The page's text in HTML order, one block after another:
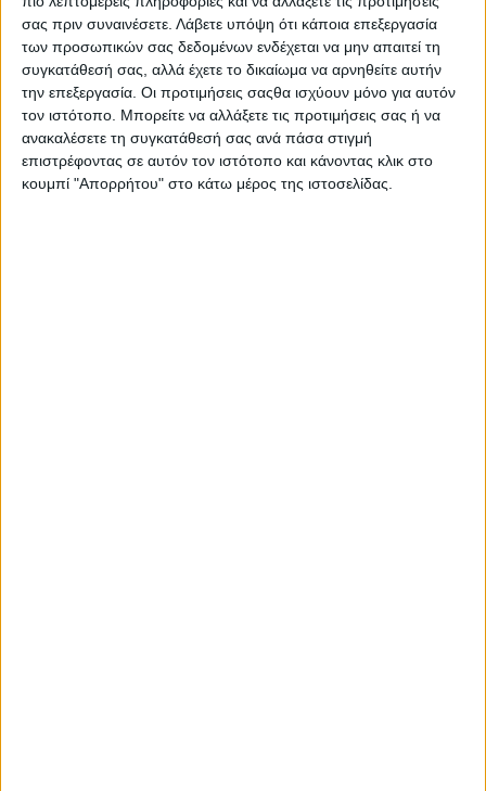
σας πριν συναινέσετε. Λάβετε υπόψη ότι κάποια επεξεργασία
των προσωπικών σας δεδομένων ενδέχεται να μην απαιτεί τη
συγκατάθεσή σας, αλλά έχετε το δικαίωμα να αρνηθείτε αυτήν
την επεξεργασία. Οι προτιμήσεις σαςθα ισχύουν μόνο για αυτόν
τον ιστότοπο. Μπορείτε να αλλάξετε τις προτιμήσεις σας ή να
ανακαλέσετε τη συγκατάθεσή σας ανά πάσα στιγμή
επιστρέφοντας σε αυτόν τον ιστότοπο και κάνοντας κλικ στο
κουμπί "Απορρήτου" στο κάτω μέρος της ιστοσελίδας.
Nutrimed
2o Φεστιβάλ Ευ Ζην για την Παγκόσµια Ηµέρα
Επιζώντων Καρκίνου
1 Ιούν